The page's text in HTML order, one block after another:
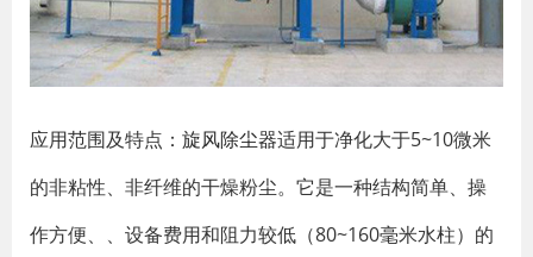
应用范围及特点： 旋风除尘器适用于净化大于5~10微米
的非粘性、非纤维的干燥粉尘。它是一种结构简单、操
作方便、、设备费用和阻力较低（80~160毫米水柱）的